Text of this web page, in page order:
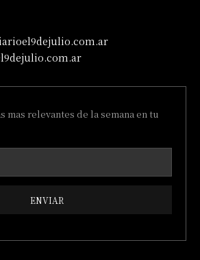
mas relevantes de la semana en tu
ENVIAR